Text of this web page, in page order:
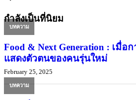
กำลังเป็นที่นิยม
บทความ
Food & Next Generation : เมื่อ
แสดงตัวตนของคนรุ่นใหม่
February 25, 2025
บทความ